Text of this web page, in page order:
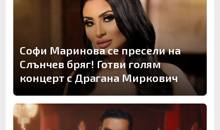
Софи Маринова се пресели на
Слънчев бряг! Готви голям
концерт с Драгана Миркович